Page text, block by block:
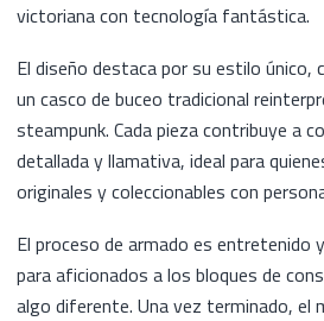
victoriana con tecnología fantástica.
El diseño destaca por su estilo único,
un casco de buceo tradicional
steampunk. Cada pieza contribuye a
detallada y llamativa, ideal para
originales y coleccionables con
El proceso de armado es
para aficionados a los bloques de
algo diferente. Una vez terminado, el